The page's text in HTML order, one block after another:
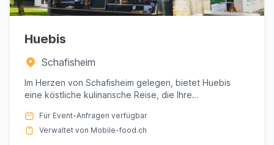
Huebis
Schafisheim
Im Herzen von Schafisheim gelegen, bietet Huebis
eine köstliche kulinarische Reise, die Ihre
Für Event-Anfragen verfügbar
Verwaltet von Mobile-food.ch